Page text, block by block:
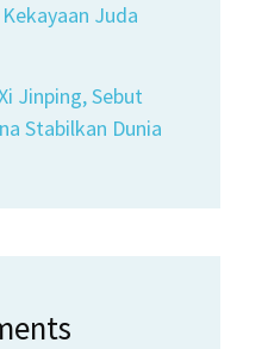
Juda
Jinping, Sebut
Stabilkan Dunia